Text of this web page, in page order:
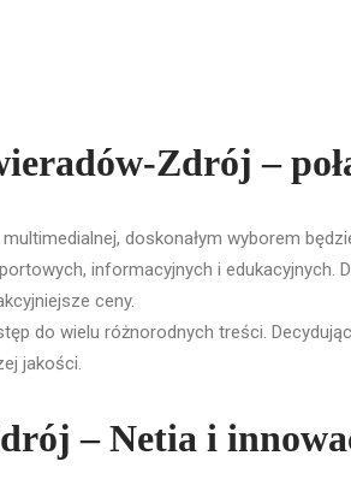
Zdrój –
doskonałym wyborem
informacyjnych i edukacyjnych.
ceny.
do wielu różnorodnych treści.
jakości.
– Netia i